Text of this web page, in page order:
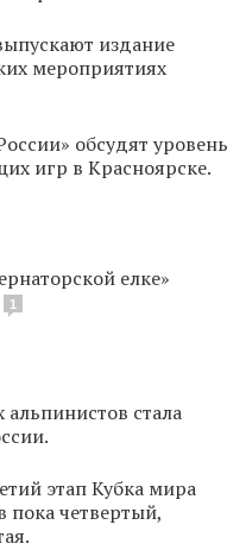
издание
мероприятиях
обсудят уровень
игр в Красноярске.
елке»
1
стала
этап Кубка мира
пока четвертый,